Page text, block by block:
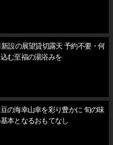
新設の展望貸切露天 予約不要・何
む至福の湯浴みを
の海幸山幸を彩り豊かに 旬の味
本となるおもてなし